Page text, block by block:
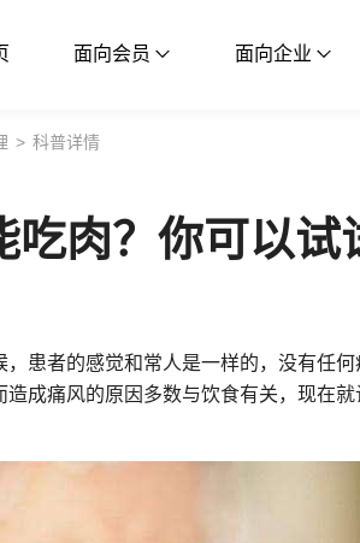
面向会员 面向企业
> 科普详情
肉？你可以试
患者的感觉和常人是一样的，没有任何
成痛风的原因多数与饮食有关，现在